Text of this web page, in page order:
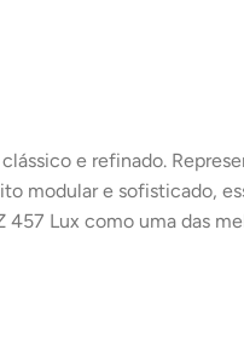
e refinado.
modular e sofisticado,
Lux como uma das